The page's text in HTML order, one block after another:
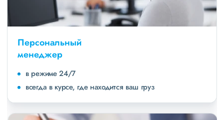
Персональный
менеджер
в режиме 24/7
всегда в курсе, где находится ваш груз